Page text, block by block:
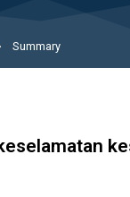
Summary